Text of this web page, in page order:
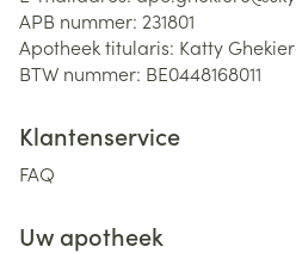
APB nummer: 231801
Apotheek titularis: Katty
BTW nummer: BE0448168011
Klantenservice
FAQ
Uw apotheek